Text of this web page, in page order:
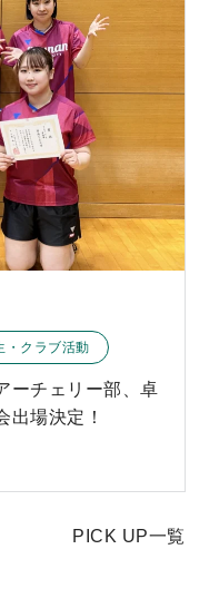
・クラブ活動
ーチェリー部、卓
出場決定！
PICK UP一覧